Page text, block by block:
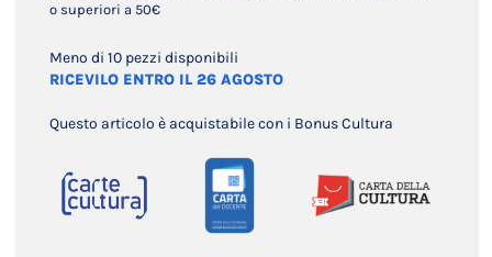
o superiori a 50€
Meno di 10 pezzi disponibili
RICEVILO ENTRO IL 26 AGOSTO
Questo articolo è acquistabile con i Bonus Cultura